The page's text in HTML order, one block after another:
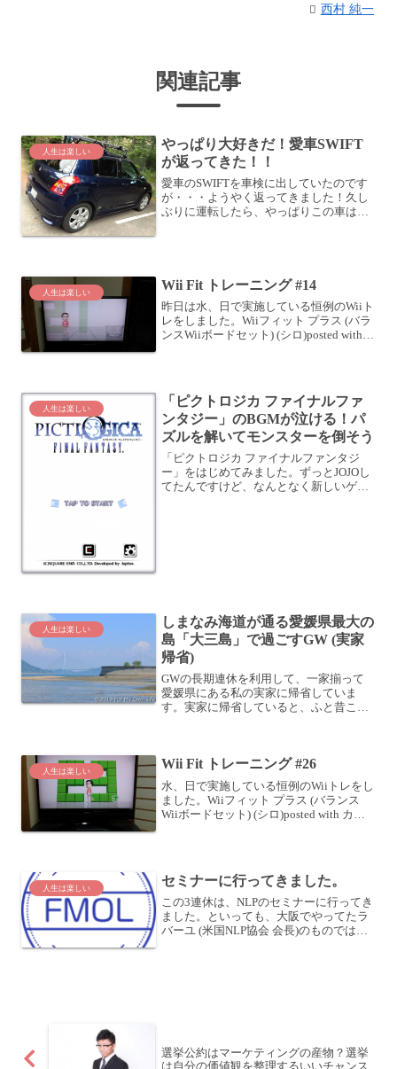
西村 純一
関連記事
人生は楽しい
やっぱり大好きだ！愛車SWIFT
が返ってきた！！
愛車のSWIFTを車検に出していたのです
が・・・ようやく返ってきました！久し
ぶりに運転したら、やっぱりこの車は楽
人生は楽しい Wii Fit トレーニング #14
昨日は水、日で実施している恒例のWiiト
レをしました。Wiiフィット プラス (バラ
ンスWiiボードセット) (シロ)posted with
人生は楽しい
「ピクトロジカ ファイナルファ
ンタジー」のBGMが泣ける！パ
ズルを解いてモンスターを倒そう
「ピクトロジカ ファイナルファンタジ
ー」をはじめてみました。ずっとJOJOし
てたんですけど、なんとなく新しいゲー
人生は楽しい
しまなみ海道が通る愛媛県最大の
島「大三島」で過ごすGW (実家
帰省)
GWの長期連休を利用して、一家揃って
愛媛県にある私の実家に帰省していま
す。実家に帰省していると、ふと昔ここ
愛媛県最大の島「大三島」にあ...
人生は楽しい Wii Fit トレーニング #26
水、日で実施している恒例のWiiトレをし
ました。Wiiフィット プラス (バランス
Wiiボードセット) (シロ)posted with カエ
人生は楽しい セミナーに行ってきました。
この3連休は、NLPのセミナーに行ってき
ました。といっても、大阪でやってたラ
バーユ (米国NLP協会 会長)のものではあ
選挙公約はマーケティングの産物？選挙
は自分の価値観を整理するいいチャンス